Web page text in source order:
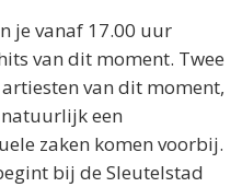
je vanaf 17.00 uur
van dit moment. Twee
van dit moment,
een
zaken komen voorbij.
bij de Sleutelstad